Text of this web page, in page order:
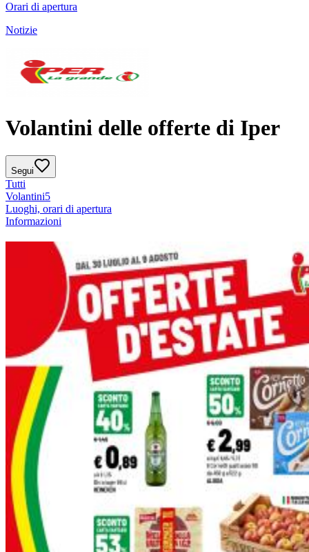
Orari di apertura
Notizie
Volantini delle offerte di Iper
Segui
Tutti
Volantini5
Luoghi, orari di apertura
Informazioni